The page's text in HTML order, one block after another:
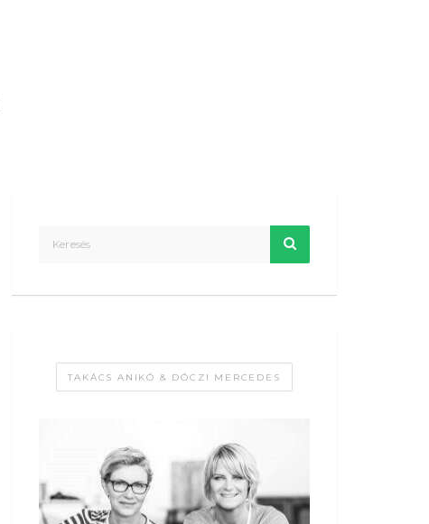
TAKÁCS ANIKÓ & DÓCZI MERCEDES